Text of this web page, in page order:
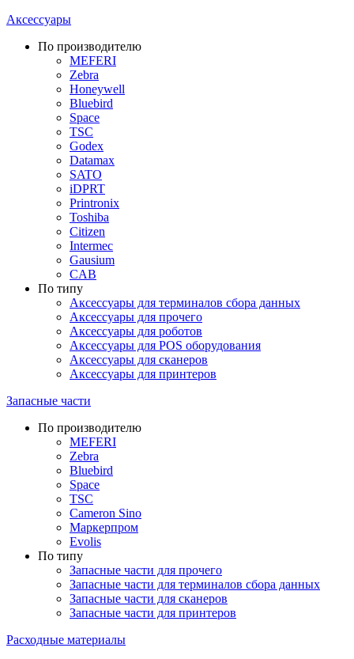
Аксессуары
По производителю
MEFERI
Zebra
Honeywell
Bluebird
Space
TSC
Godex
Datamax
SATO
iDPRT
Printronix
Toshiba
Citizen
Intermec
Gausium
CAB
По типу
Аксессуары для терминалов сбора данных
Аксессуары для прочего
Аксессуары для роботов
Аксессуары для POS оборудования
Аксессуары для сканеров
Аксессуары для принтеров
Запасные части
По производителю
MEFERI
Zebra
Bluebird
Space
TSC
Cameron Sino
Маркерпром
Evolis
По типу
Запасные части для прочего
Запасные части для терминалов сбора данных
Запасные части для сканеров
Запасные части для принтеров
Расходные материалы